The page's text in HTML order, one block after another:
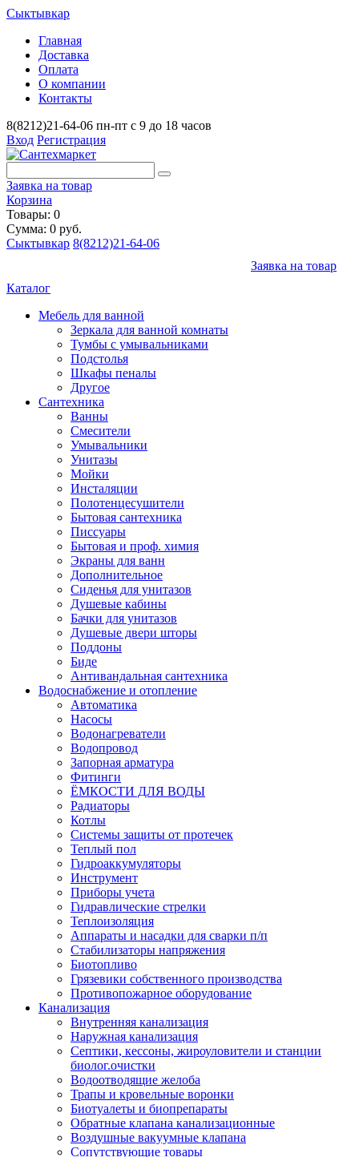
Сыктывкар
Главная
Доставка
Оплата
О компании
Контакты
8(8212)21-64-06 пн-пт с 9 до 18 часов
Вход Регистрация
Заявка на товар
Корзина
Товары: 0
Сумма: 0 руб.
Сыктывкар 8(8212)21-64-06
Заявка на товар
Каталог
Мебель для ванной
Зеркала для ванной комнаты
Тумбы с умывальниками
Подстолья
Шкафы пеналы
Другое
Сантехника
Ванны
Смесители
Умывальники
Унитазы
Мойки
Инсталяции
Полотенцесушители
Бытовая сантехника
Писсуары
Бытовая и проф. химия
Экраны для ванн
Дополнительное
Сиденья для унитазов
Душевые кабины
Бачки для унитазов
Душевые двери шторы
Поддоны
Биде
Антивандальная сантехника
Водоснабжение и отопление
Автоматика
Насосы
Водонагреватели
Водопровод
Запорная арматура
Фитинги
ЁМКОСТИ ДЛЯ ВОДЫ
Радиаторы
Котлы
Системы защиты от протечек
Теплый пол
Гидроаккумуляторы
Инструмент
Приборы учета
Гидравлические стрелки
Теплоизоляция
Аппараты и насадки для сварки п/п
Стабилизаторы напряжения
Биотопливо
Грязевики собственного производства
Противопожарное оборудование
Канализация
Внутренняя канализация
Наружная канализация
Септики, кессоны, жироуловители и станции
биолог.очистки
Водоотводящие желоба
Трапы и кровельные воронки
Биотуалеты и биопрепараты
Обратные клапана канализационные
Воздушные вакуумные клапана
Сопутствующие товары